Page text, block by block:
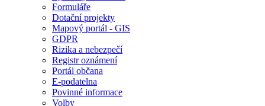
Formuláře
Dotační projekty
Mapový portál - GIS
GDPR
Rizika a nebezpečí
Registr oznámení
Portál občana
E-podatelna
Povinné informace
Volby